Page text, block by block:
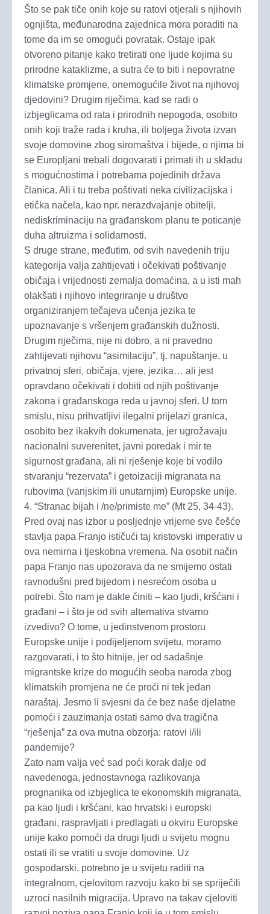
Što se pak tiče onih koje su ratovi otjerali s njihovih
ognjišta, međunarodna zajednica mora poraditi na
tome da im se omogući povratak. Ostaje ipak
otvoreno pitanje kako tretirati one ljude kojima su
prirodne kataklizme, a sutra će to biti i nepovratne
klimatske promjene, onemogućile život na njihovoj
djedovini? Drugim riječima, kad se radi o
izbjeglicama od rata i prirodnih nepogoda, osobito
onih koji traže rada i kruha, ili boljega života izvan
svoje domovine zbog siromaštva i bijede, o njima bi
se Europljani trebali dogovarati i primati ih u skladu
s mogućnostima i potrebama pojedinih država
članica. Ali i tu treba poštivati neka civilizacijska i
etička načela, kao npr. nerazdvajanje obitelji,
nediskriminaciju na građanskom planu te poticanje
duha altruizma i solidarnosti.
S druge strane, međutim, od svih navedenih triju
kategorija valja zahtijevati i očekivati poštivanje
običaja i vrijednosti zemalja domaćina, a u isti mah
olakšati i njihovo integriranje u društvo
organiziranjem tečajeva učenja jezika te
upoznavanje s vršenjem građanskih dužnosti.
Drugim riječima, nije ni dobro, a ni pravedno
zahtijevati njihovu “asimilaciju”, tj. napuštanje, u
privatnoj sferi, običaja, vjere, jezika… ali jest
opravdano očekivati i dobiti od njih poštivanje
zakona i građanskoga reda u javnoj sferi. U tom
smislu, nisu prihvatljivi ilegalni prijelazi granica,
osobito bez ikakvih dokumenata, jer ugrožavaju
nacionalni suverenitet, javni poredak i mir te
sigurnost građana, ali ni rješenje koje bi vodilo
stvaranju “rezervata” i getoizaciji migranata na
rubovima (vanjskim ili unutarnjim) Europske unije.
4. “Stranac bijah i /ne/primiste me” (Mt 25, 34-43).
Pred ovaj nas izbor u posljednje vrijeme sve češće
stavlja papa Franjo ističući taj kristovski imperativ u
ova nemirna i tjeskobna vremena. Na osobit način
papa Franjo nas upozorava da ne smijemo ostati
ravnodušni pred bijedom i nesrećom osoba u
potrebi. Što nam je dakle činiti – kao ljudi, kršćani i
građani – i što je od svih alternativa stvarno
izvedivo? O tome, u jedinstvenom prostoru
Europske unije i podijeljenom svijetu, moramo
razgovarati, i to što hitnije, jer od sadašnje
migrantske krize do mogućih seoba naroda zbog
klimatskih promjena ne će proći ni tek jedan
naraštaj. Jesmo li svjesni da će bez naše djelatne
pomoći i zauzimanja ostati samo dva tragična
“rješenja” za ova mutna obzorja: ratovi i/ili
pandemije?
Zato nam valja već sad poći korak dalje od
navedenoga, jednostavnoga razlikovanja
prognanika od izbjeglica te ekonomskih migranata,
pa kao ljudi i kršćani, kao hrvatski i europski
građani, raspravljati i predlagati u okviru Europske
unije kako pomoći da drugi ljudi u svijetu mognu
ostati ili se vratiti u svoje domovine. Uz
gospodarski, potrebno je u svijetu raditi na
integralnom, cjelovitom razvoju kako bi se spriječili
uzroci nasilnih migracija. Upravo na takav cjeloviti